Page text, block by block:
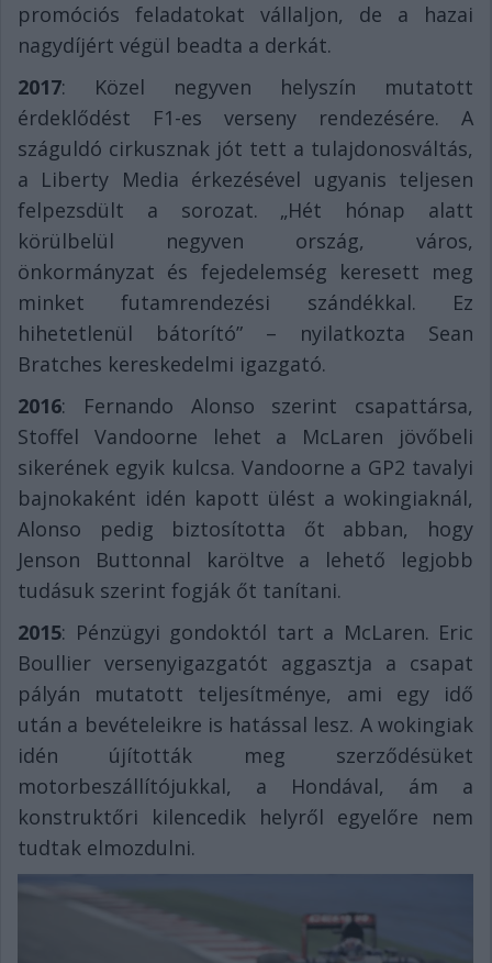
promóciós feladatokat vállaljon, de a hazai
nagydíjért végül beadta a derkát.
2017: Közel negyven helyszín mutatott
érdeklődést F1-es verseny rendezésére. A
száguldó cirkusznak jót tett a tulajdonosváltás,
a Liberty Media érkezésével ugyanis teljesen
felpezsdült a sorozat. „Hét hónap alatt
körülbelül negyven ország, város,
önkormányzat és fejedelemség keresett meg
minket futamrendezési szándékkal. Ez
hihetetlenül bátorító” – nyilatkozta Sean
Bratches kereskedelmi igazgató.
2016: Fernando Alonso szerint csapattársa,
Stoffel Vandoorne lehet a McLaren jövőbeli
sikerének egyik kulcsa. Vandoorne a GP2 tavalyi
bajnokaként idén kapott ülést a wokingiaknál,
Alonso pedig biztosította őt abban, hogy
Jenson Buttonnal karöltve a lehető legjobb
tudásuk szerint fogják őt tanítani.
2015: Pénzügyi gondoktól tart a McLaren. Eric
Boullier versenyigazgatót aggasztja a csapat
pályán mutatott teljesítménye, ami egy idő
után a bevételeikre is hatással lesz. A wokingiak
idén újították meg szerződésüket
motorbeszállítójukkal, a Hondával, ám a
konstruktőri kilencedik helyről egyelőre nem
tudtak elmozdulni.